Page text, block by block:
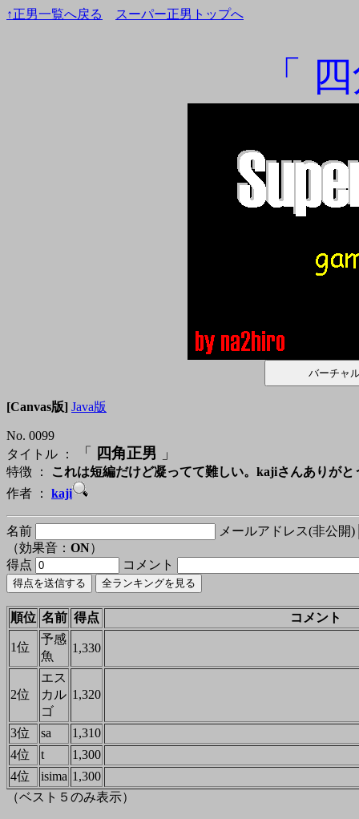
↑正男一覧へ戻る スーパー正男トップへ
「
[Canvas版] Java版
No. 0099
タイトル ：
「 四角正男 」
特徴 ：
これは短編だけど凝ってて難しい。kajiさんありがと
作者 ： kaji
名前
メールアドレス(非公開)
（効果音： ON）
得点
コメント
順位 名前 得点 コメント
1位
予感
魚
1,330
2位
エス
カル
ゴ
1,320
3位 sa
1,310
4位
t
1,300
4位
isima 1,300
（ベスト５のみ表示）